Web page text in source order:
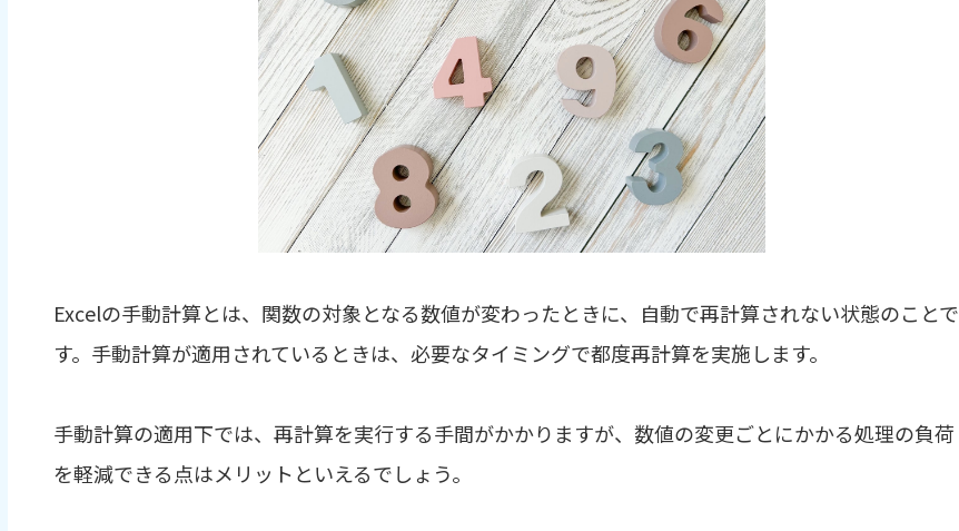
Excelの手動計算とは、関数の対象となる数値が変わったときに、自動で再計算されない状態のことで
す。手動計算が適用されているときは、必要なタイミングで都度再計算を実施します。
手動計算の適用下では、再計算を実行する手間がかかりますが、数値の変更ごとにかかる処理の負荷
を軽減できる点はメリットといえるでしょう。